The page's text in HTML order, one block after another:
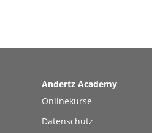
Andertz Academy
Onlinekurse
Datenschutz